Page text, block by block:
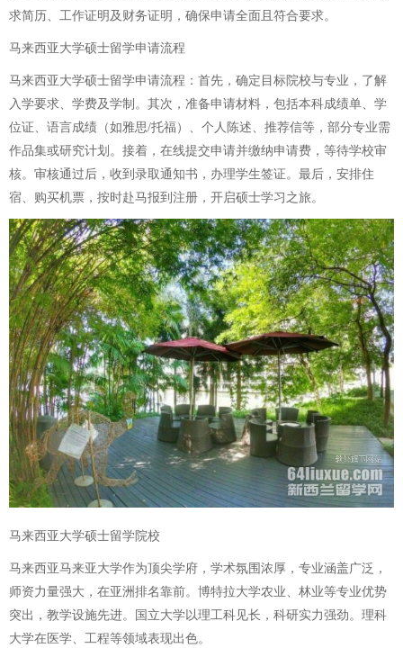
求简历、工作证明及财务证明，确保申请全面且符合要求。
马来西亚大学硕士留学申请流程
马来西亚大学硕士留学申请流程：首先，确定目标院校与专业，了解
入学要求、学费及学制。其次，准备申请材料，包括本科成绩单、学
位证、语言成绩（如雅思/托福）、个人陈述、推荐信等，部分专业需
作品集或研究计划。接着，在线提交申请并缴纳申请费，等待学校审
核。审核通过后，收到录取通知书，办理学生签证。最后，安排住
宿、购买机票，按时赴马报到注册，开启硕士学习之旅。
马来西亚大学硕士留学院校
马来西亚马来亚大学作为顶尖学府，学术氛围浓厚，专业涵盖广泛，
师资力量强大，在亚洲排名靠前。博特拉大学农业、林业等专业优势
突出，教学设施先进。国立大学以理工科见长，科研实力强劲。理科
大学在医学、工程等领域表现出色。